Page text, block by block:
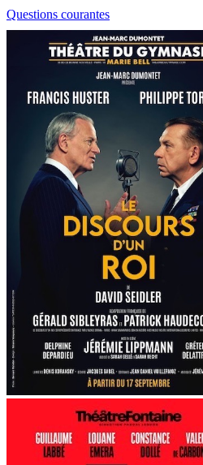
Questions courantes